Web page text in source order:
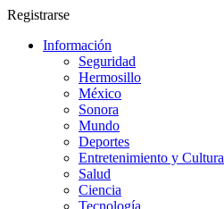
Registrarse
Información
Seguridad
Hermosillo
México
Sonora
Mundo
Deportes
Entretenimiento y Cultura
Salud
Ciencia
Tecnología